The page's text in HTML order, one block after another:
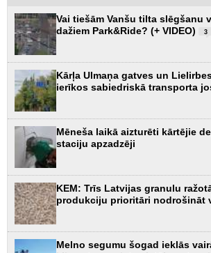
Vai tiešām Vanšu tilta slēgšanu
dažiem Park&Ride? (+ VIDEO)
3
Kārļa Ulmaņa gatves un
ierīkos sabiedriskā transporta
Mēneša laikā aizturēti kārtējie
staciju apzadzēji
KEM: Trīs Latvijas granulu
produkciju prioritāri nodrošināt
Melno segumu šogad ieklās